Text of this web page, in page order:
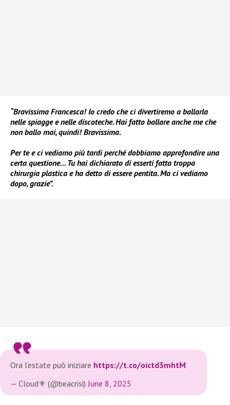
“Bravissima Francesca! Io credo che ci divertiremo a ballarla
nelle spiagge e nelle discoteche. Hai fatto ballare anche me che
non ballo mai, quindi! Bravissima.
Per te e ci vediamo più tardi perché dobbiamo approfondire una
certa questione… Tu hai dichiarato di esserti fatta troppa
chirurgia plastica e ha detto di essere pentita. Ma ci vediamo
dopo, grazie”.
Ora l’estate può iniziare https://t.co/oictd3mhtM
— Cloud⚜️ (@beacrisi)June 8, 2025